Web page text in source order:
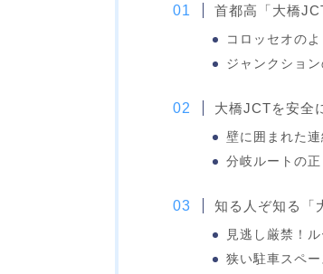
首都高「大橋
コロッセオの
ジャンクショ
大橋JCTを安全
壁に囲まれた
分岐ルートの
知る人ぞ知る「
見逃し厳禁！
狭い駐車スペ